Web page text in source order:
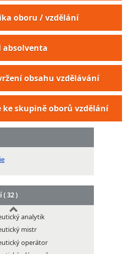
oboru / vzdělání
absolventa
obsahu vzdělávání
skupině oborů vzdělání
32 )
environment
chemikálií
ochranu vod
analytik
mistr
operátor